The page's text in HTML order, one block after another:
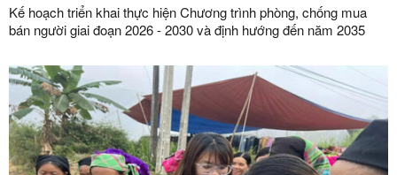
Kế hoạch triển khai thực hiện Chương trình phòng, chống mua
bán người giai đoạn 2026 - 2030 và định hướng đến năm 2035